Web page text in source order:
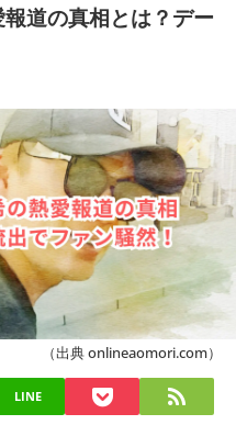
道の真相とは？デー
（出典 onlineaomori.com）
LINE